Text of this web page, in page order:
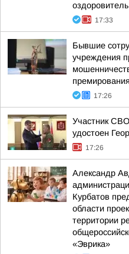
17:33
Бывшие
учреждения
премирования
17:26
Участник
удостоен
17:26
Александр
Курбатов
области
территории
«Эврика»